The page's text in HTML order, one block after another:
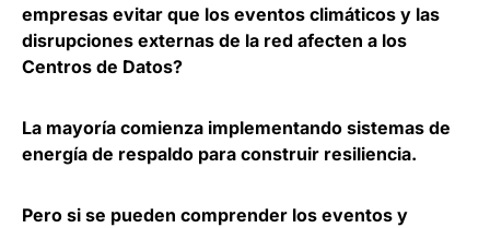
empresas evitar que los eventos climáticos y las
disrupciones externas de la red afecten a los
Centros de Datos?
La mayoría comienza implementando sistemas de
energía de respaldo para construir resiliencia.
Pero si se pueden comprender los eventos y